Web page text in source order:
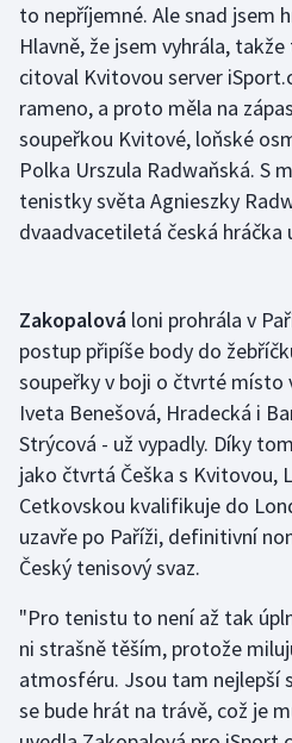
Lezení
Lyže a snowboard
Moderní pětiboj
Motorsport
Olympijské hry
Plavání
Plážový volejbal
Ragby
Rychlobruslení
Short track
Sportovní střelba
to nepříjemné. Ale snad jsem
Hlavně, že jsem vyhrála,
citoval Kvitovou server
rameno, a proto měla na
soupeřkou Kvitové, loňské
Polka Urszula Radwaňská. S
tenistky světa Agnieszky
dvaadvacetiletá česká hráčka
Zakopalová loni prohrála v
postup připíše body do
soupeřky v boji o čtvrté místo
Iveta Benešová, Hradecká i
Strýcová - už vypadly. Díky
jako čtvrtá Češka s Kvitovou,
Cetkovskou kvalifikuje do
uzavře po Paříži, definitivní
Český tenisový svaz.
"Pro tenistu to není až tak
ni strašně těším, protože
atmosféru. Jsou tam nejlepší
se bude hrát na trávě, což je